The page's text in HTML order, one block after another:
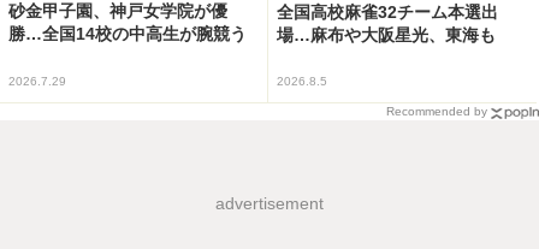
砂金甲子園、神戸女学院が優
勝…全国14校の中高生が腕競う
2026.7.29
全国高校麻雀32チーム本選出
場…麻布や大阪星光、東海も
2026.8.5
Recommended by
advertisement